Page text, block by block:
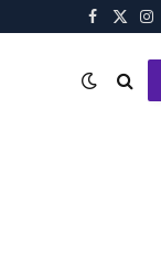
Facebook
X